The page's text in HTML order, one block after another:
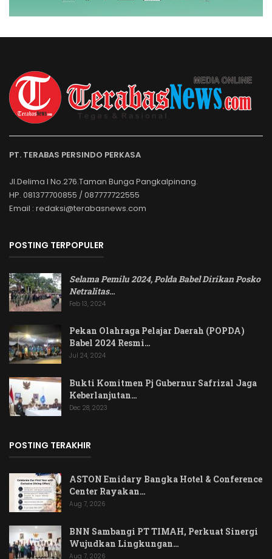
PT. TERABAS PERSINDO PERKASA
Jl.Delima I No.276.Taman Bunga Pangkalpinang.
HP. 081377700855 / 087777722555
Email : redaksi@terabasnews.com
POSTING TERPOPULER
Selama Pemilu 2024, Polda Babel Dirikan Posko
Netralitas…
Feb 13, 2024
Pekan Olahraga Pelajar Daerah (POPDA)
Babel 2024 Resmi…
Jul 24, 2024
Bukti Komitmen Pj Gubernur Safrizal Jaga
Keberlanjutan…
Dec 28, 2023
POSTING TERAKHIR
ASTON Emidary Bangka Hotel & Conference
Center Rayakan…
Aug 7, 2026
BNN Sambangi PT TIMAH, Perkuat Sinergi
Wujudkan Lingkungan…
Aug 7, 2026